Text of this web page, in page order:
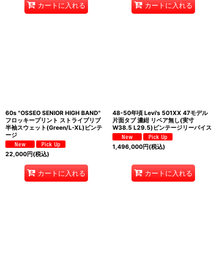
カートに入れる カートに入れる
60s "OSSEO SENIOR HIGH BAND"
フロッキープリント ストライプリブ
半袖スウェット(Green/L-XL)ビンテ
ージ
22,000円(税込)
カートに入れる
48-50年頃 Levi's 501XX 47モデル
片面タブ 濃紺 リペア無し(実寸
W38.5 L29.5)ビンテージリーバイス
1,496,000円(税込)
カートに入れる